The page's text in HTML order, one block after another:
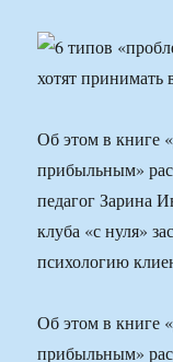
Об этом в книге
прибыльным»
педагог Зарина
клуба «с нуля»
психологию
Об этом в книге
прибыльным»